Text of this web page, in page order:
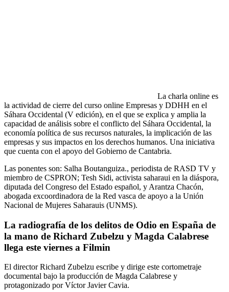
La charla online es
la actividad de cierre del curso online Empresas y DDHH en el
Sáhara Occidental (V edición), en el que se explica y amplia la
capacidad de análisis sobre el conflicto del Sáhara Occidental, la
economía política de sus recursos naturales, la implicación de las
empresas y sus impactos en los derechos humanos. Una iniciativa
que cuenta con el apoyo del Gobierno de Cantabria.
Las ponentes son: Salha Boutanguiza., periodista de RASD TV y
miembro de CSPRON; Tesh Sidi, activista saharaui en la diáspora,
diputada del Congreso del Estado español, y Arantza Chacón,
abogada excoordinadora de la Red vasca de apoyo a la Unión
Nacional de Mujeres Saharauis (UNMS).
La radiografía de los delitos de Odio en España de
la mano de Richard Zubelzu y Magda Calabrese
llega este viernes a Filmin
El director Richard Zubelzu escribe y dirige este cortometraje
documental bajo la producción de Magda Calabrese y
protagonizado por Víctor Javier Cavia.